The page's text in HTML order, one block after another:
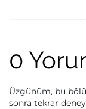
0
Üzgünüm, bu
sonra tekrar